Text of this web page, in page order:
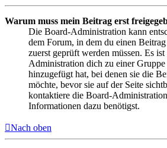
Warum muss mein Beitrag erst
Die Board-Administration kann
dem Forum, in dem du einen
zuerst geprüft werden müssen. Es
Administration dich zu einer
hinzugefügt hat, bei denen sie die
möchte, bevor sie auf der Seite
kontaktiere die Board-
Informationen dazu benötigst.
Nach oben